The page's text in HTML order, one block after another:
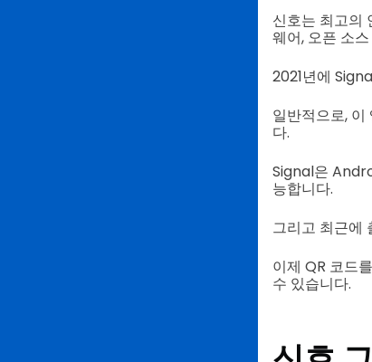
신호는 최고의
웨어, 오픈 소
2021년에
일반적으로,
다.
Signal은
능합니다.
그리고 최근에
이제 QR 코드
수 있습니다.